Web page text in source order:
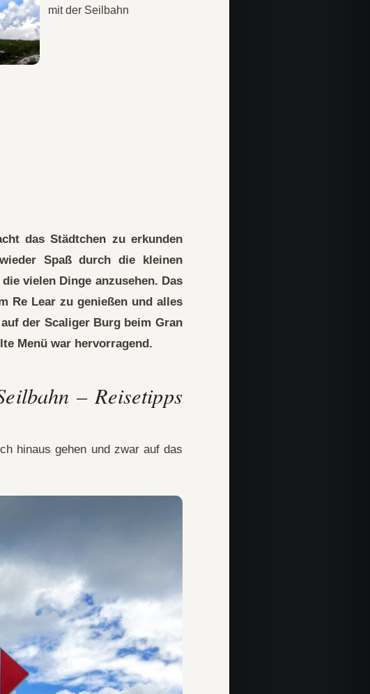
das Städtchen zu erkunden
Spaß durch die kleinen
vielen Dinge anzusehen. Das
Re Lear zu genießen und alles
der Scaliger Burg beim Gran
Menü war hervorragend.
– Reisetipps
hinaus gehen und zwar auf das